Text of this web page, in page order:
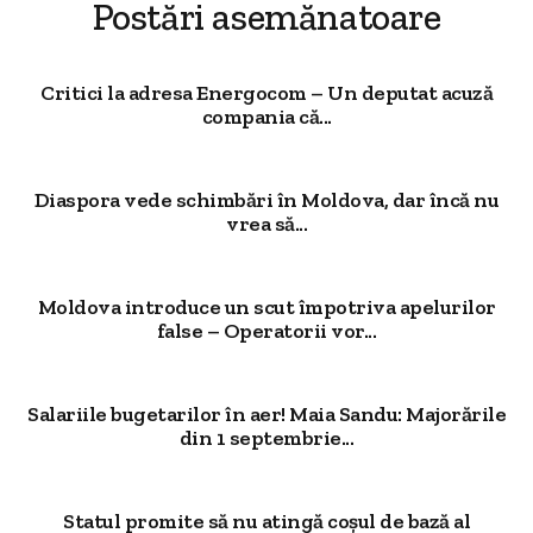
Postări asemănatoare
Critici la adresa Energocom – Un deputat acuză
compania că...
Diaspora vede schimbări în Moldova, dar încă nu
vrea să...
Moldova introduce un scut împotriva apelurilor
false – Operatorii vor...
Salariile bugetarilor în aer! Maia Sandu: Majorările
din 1 septembrie...
Statul promite să nu atingă coșul de bază al